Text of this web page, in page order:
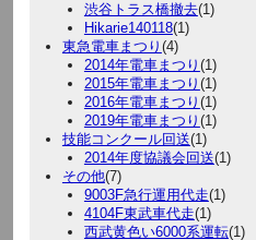
渋谷トラス橋撤去(1)
Hikarie140118(1)
東急電車まつり (4)
2014年電車まつり (1)
2015年電車まつり (1)
2016年電車まつり (1)
2019年電車まつり (1)
技能コンクール回送(1)
2014年度協議会回送(1)
その他(7)
9003F急行運用代走(1)
4104F東武車代走(1)
西武黄色い6000系運転(1)